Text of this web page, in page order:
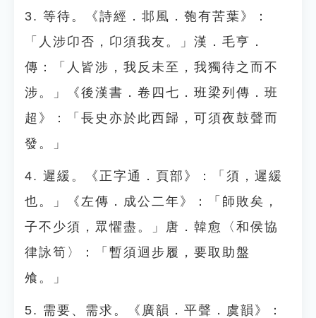
3. 等待。《詩經．邶風．匏有苦葉》：
「人涉卬否，卬須我友。」漢．毛亨．
傳：「人皆涉，我反未至，我獨待之而不
涉。」《後漢書．卷四七．班梁列傳．班
超》：「長史亦於此西歸，可須夜鼓聲而
發。」
4. 遲緩。《正字通．頁部》：「須，遲緩
也。」《左傳．成公二年》：「師敗矣，
子不少須，眾懼盡。」唐．韓愈〈和侯協
律詠筍〉：「暫須迴步履，要取助盤
飧。」
5. 需要、需求。《廣韻．平聲．虞韻》：